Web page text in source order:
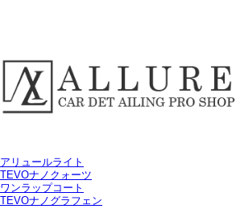
アリュールライト
TEVOナノクォーツ
ワンラップコート
TEVOナノグラフェン